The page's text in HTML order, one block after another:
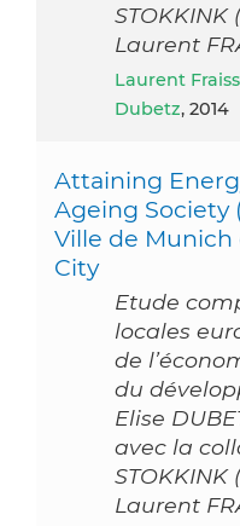
Laurent
Laurent
Dubetz, 2014
Attaining
Ageing Society
Ville de Munich
City
Etude
locales
de
du
Elise
avec la
Laurent